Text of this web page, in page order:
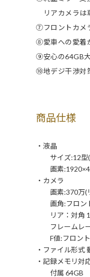
リアカメラは
⑦フロントカメ
⑧愛車への愛着
⑨安心の64GB
⑩地デジ干渉対
商品仕様
・液晶
サイズ:12型
画素
・カメラ
画素:370万(リ
画角:フロント
リア：対角
フレームレー
F値:フロント
・ファイル形式
・記録メモリ対
付属 64GB